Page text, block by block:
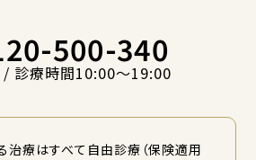
500-340
/ 診療時間10:00〜19:00
治療はすべて自由診療（保険適用